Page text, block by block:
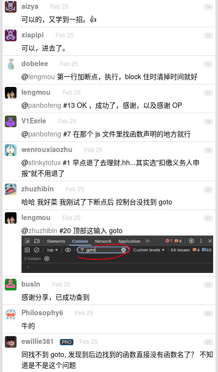
14
aizya Feb 25
可以的，又学到一招。👍
15
xiapipi Feb 25
可以，进去了。
16
dobelee Feb 25
@lengmou 第一行加断点，执行，block 住时清掉时间就好
17
lengmou Feb 25
@panbofeng #13 OK ，成功了，感谢，以及感谢 OP
18
V1Eerie Feb 25
@panbofeng #7 在那个 js 文件里找函数声明的地方就行
19
wenrouxiaozhu Feb 25
@stinkytofux #1 早点退了去理财,hh...其实选"扣缴义务人申
报"就不用退了
20
zhuzhibin Feb 25
哈哈 我好菜 我刚试了下断点后 控制台没找到 goto
21
lengmou Feb 25
@zhuzhibin #20 顶部这输入 goto
22
busln Feb 25
感谢分享，已成功查到
23
Philosophy6 Feb 25
牛的
24
ewillie381 PRO Feb 25
同找不到 goto, 发现到后边找到的函数直接没有函数名了？ 不知
道是不是这个问题